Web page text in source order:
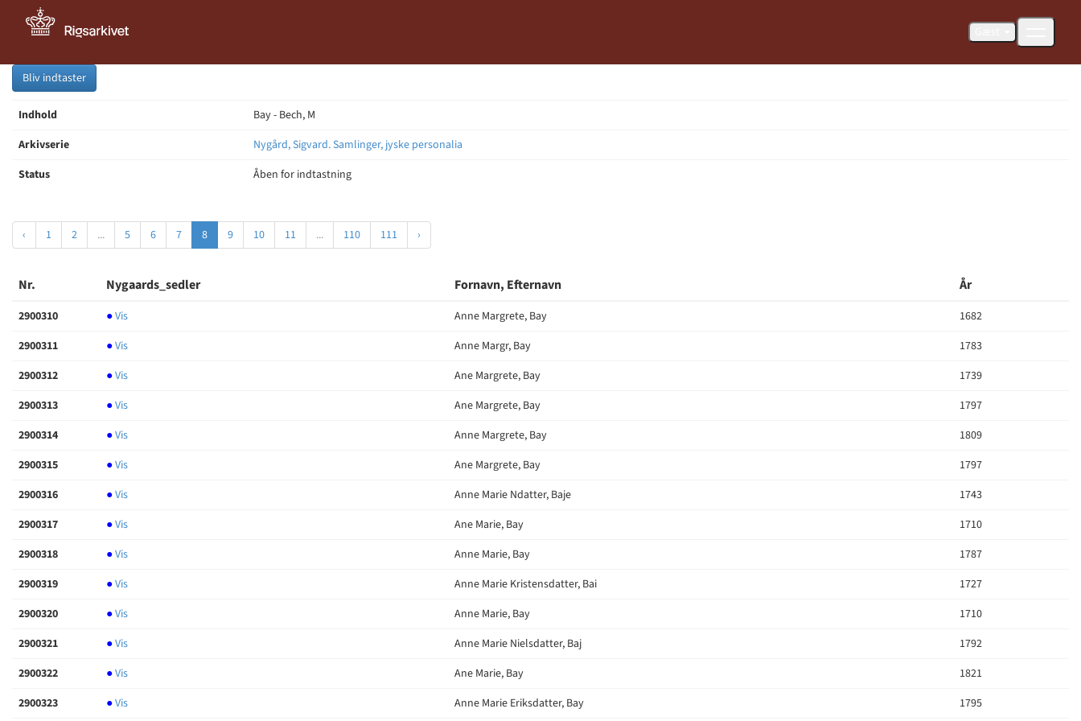
Bliv indtaster
Indhold
Bay - Bech, M
Arkivserie
Nygård, Sigvard. Samlinger, jyske personalia
Status
Åben for indtastning
‹ 1 2 ... 5 6 7 8 9 10 11 ... 110 111 ›
Nr. Nygaards_sedler Fornavn, Efternavn År
2900310 ●Vis Anne Margrete, Bay
1682
2900311
●Vis Anne Margr, Bay
1783
2900312
●Vis Ane Margrete, Bay
1739
2900313
●Vis Ane Margrete, Bay
1797
2900314
●Vis Anne Margrete, Bay
1809
2900315
●Vis Ane Margrete, Bay
1797
2900316
●Vis Anne Marie Ndatter, Baje
1743
2900317
●Vis Ane Marie, Bay
1710
2900318
●Vis Anne Marie, Bay
1787
2900319
●Vis Anne Marie Kristensdatter, Bai
1727
2900320
●Vis Anne Marie, Bay
1710
2900321
●Vis Anne Marie Nielsdatter, Baj
1792
2900322
●Vis Ane Marie, Bay
1821
2900323
●Vis Anne Marie Eriksdatter, Bay 1795